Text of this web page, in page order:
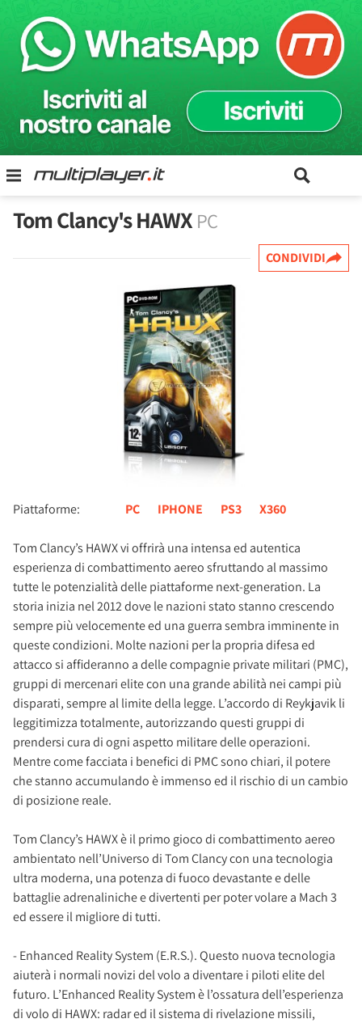
Tom Clancy's HAWX PC
CONDIVIDI
Piattaforme: PC IPHONE PS3 X360
Tom Clancy’s HAWX vi offrirà una intensa ed autentica
esperienza di combattimento aereo sfruttando al massimo
tutte le potenzialità delle piattaforme next-generation. La
storia inizia nel 2012 dove le nazioni stato stanno crescendo
sempre più velocemente ed una guerra sembra imminente in
queste condizioni. Molte nazioni per la propria difesa ed
attacco si affideranno a delle compagnie private militari (PMC),
gruppi di mercenari elite con una grande abilità nei campi più
disparati, sempre al limite della legge. L’accordo di Reykjavik li
leggitimizza totalmente, autorizzando questi gruppi di
prendersi cura di ogni aspetto militare delle operazioni.
Mentre come facciata i benefici di PMC sono chiari, il potere
che stanno accumulando è immenso ed il rischio di un cambio
di posizione reale.
Tom Clancy’s HAWX è il primo gioco di combattimento aereo
ambientato nell’Universo di Tom Clancy con una tecnologia
ultra moderna, una potenza di fuoco devastante e delle
battaglie adrenaliniche e divertenti per poter volare a Mach 3
ed essere il migliore di tutti.
- Enhanced Reality System (E.R.S.). Questo nuova tecnologia
aiuterà i normali novizi del volo a diventare i piloti elite del
futuro. L’Enhanced Reality System è l’ossatura dell’esperienza
di volo di HAWX: radar ed il sistema di rivelazione missili,